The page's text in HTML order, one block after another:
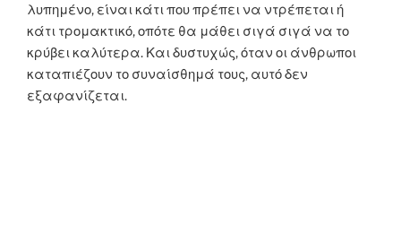
λυπημένο, είναι κάτι που πρέπει να ντρέπεται ή
κάτι τρομακτικό, οπότε θα μάθει σιγά σιγά να το
κρύβει καλύτερα. Και δυστυχώς, όταν οι άνθρωποι
καταπιέζουν το συναίσθημά τους, αυτό δεν
εξαφανίζεται.